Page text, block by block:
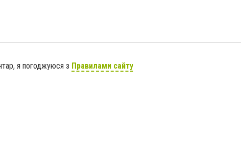
я погоджуюся з Правилами сайту